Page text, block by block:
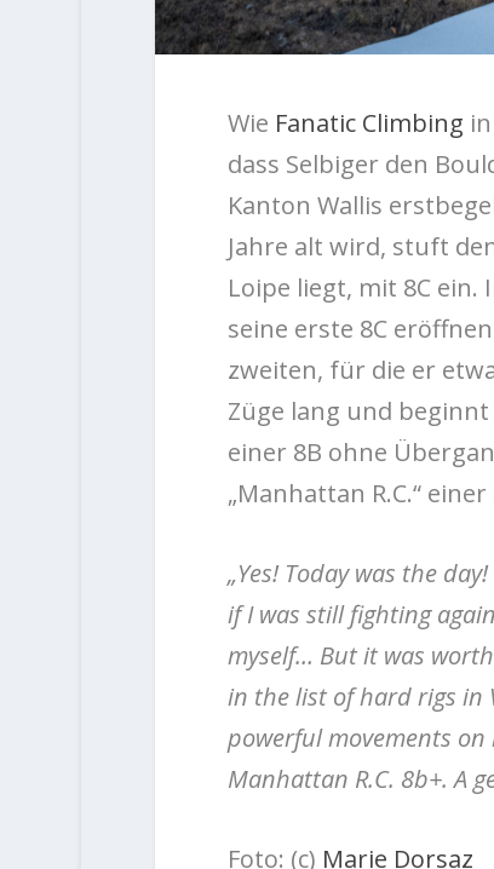
Wie Fanatic Climbing
dass Selbiger den
Kanton Wallis
Jahre alt wird, stuft
Loipe liegt, mit 8C ein.
seine erste 8C
zweiten, für die er
Züge lang und
einer 8B ohne
„Manhattan R.C.“
„Yes! Today was the
if I was still fighting
myself… But it was
in the list of hard rigs in
powerful movements
Manhattan R.C. 8b+. A
Foto: (c) Marie Dorsaz